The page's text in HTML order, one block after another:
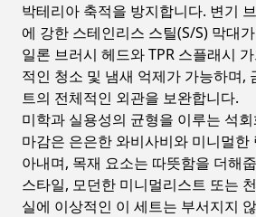
박테리아 축적을 방지합니다. 변기
에 강한 스테인리스 스틸(S/S) 막대
일론 브러시 헤드와 TPR 스플래시
적인 청소 및 냄새 억제가 가능하며,
트의 전체적인 외관을 보완합니다.
미학과 실용성의 균형을 이루는 석
마감은 은은한 와비사비와 미니멀한
아내며, 목재 요소는 따뜻함을 더해
스타일, 모던한 미니멀리스트 또는
실에 이상적인 이 세트는 부서지지